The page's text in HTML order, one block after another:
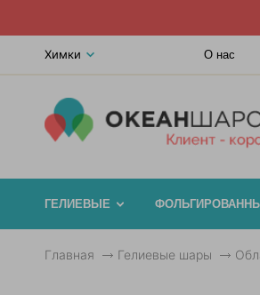
Химки О нас
ГЕЛИЕВЫЕ
Главная Гелиевые шары